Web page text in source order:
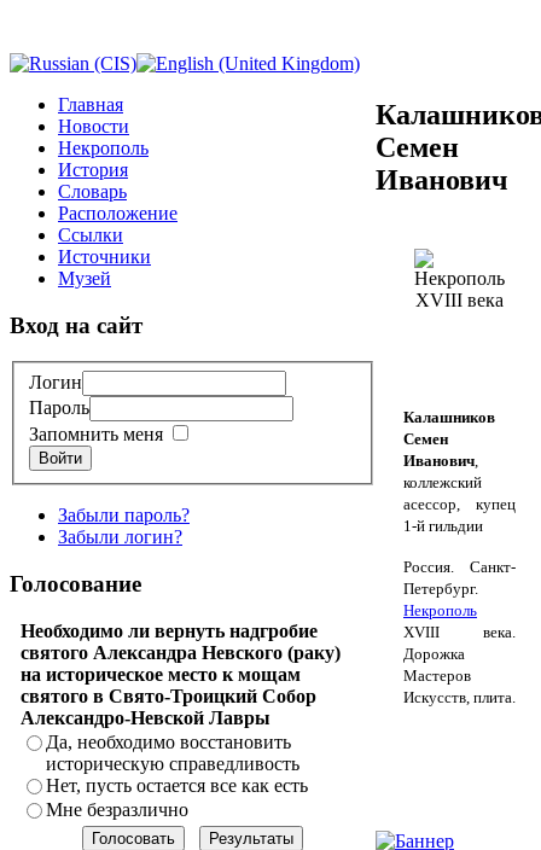
Главная
Новости
Некрополь
История
Словарь
Расположение
Ссылки
Источники
Музей
Вход на сайт
Логин
Пароль
Запомнить меня
Войти
Забыли пароль?
Забыли логин?
Голосование
Необходимо ли вернуть надгробие
святого Александра Невского (раку)
на историческое место к мощам
святого в Свято-Троицкий Собор
Александро-Невской Лавры
Да, необходимо восстановить
историческую справедливость
Нет, пусть остается все как есть
Мне безразлично
Семен
Иванович
Калашников
Семен
Иванович
коллежский
асессор, купец
1-й гильдии
Россия. Санкт-
Петербург.
Некрополь
XVIII века.
Дорожка
Мастеров
Искусств, плита.